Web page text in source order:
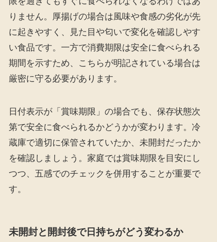
りません。厚揚げの場合は風味や食感の劣化が先
に起きやすく、見た目や匂いで変化を確認しやす
い食品です。一方で消費期限は安全に食べられる
期間を示すため、こちらが明記されている場合は
厳密に守る必要があります。
日付表示が「賞味期限」の場合でも、保存状態次
第で安全に食べられるかどうかが変わります。冷
蔵庫で適切に保管されていたか、未開封だったか
を確認しましょう。家庭では賞味期限を目安にし
つつ、五感でのチェックを併用することが重要で
す。
未開封と開封後で日持ちがどう変わるか